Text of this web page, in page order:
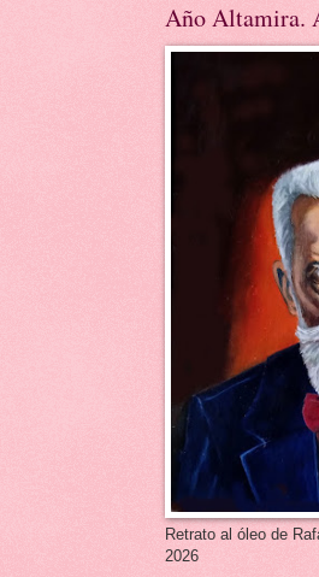
Año Altamira.
Retrato al óleo de
2026